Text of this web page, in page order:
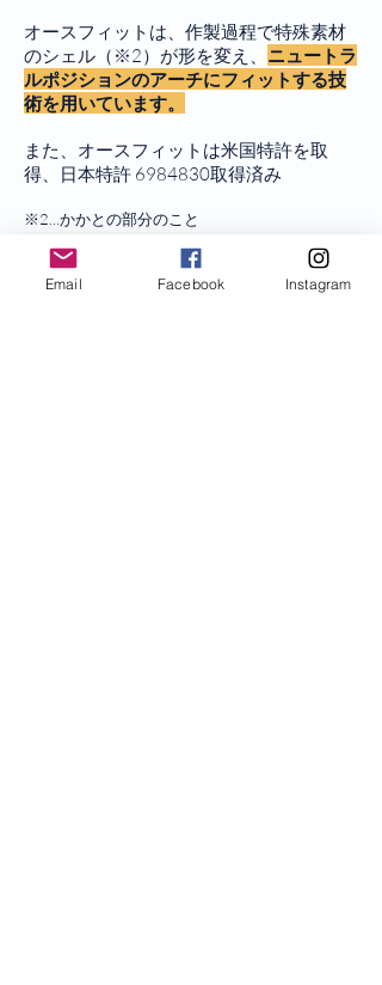
オースフィットは、作製過程で特殊素材
のシェル（※2）が形を変え、 ニュートラ
ルポジションのアーチにフィットする技
術を用いています。
また、オースフィットは米国特許を取
得、日本特許 6984830取得済み
※2…かかとの部分のこと
Email Facebook Instagram